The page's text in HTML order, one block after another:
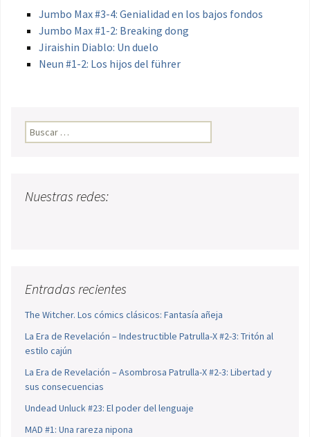
Jumbo Max #3-4: Genialidad en los bajos fondos
Jumbo Max #1-2: Breaking dong
Jiraishin Diablo: Un duelo
Neun #1-2: Los hijos del führer
Buscar:
Nuestras redes:
Entradas recientes
The Witcher. Los cómics clásicos: Fantasía añeja
La Era de Revelación – Indestructible Patrulla-X #2-3: Tritón al
estilo cajún
La Era de Revelación – Asombrosa Patrulla-X #2-3: Libertad y
sus consecuencias
Undead Unluck #23: El poder del lenguaje
MAD #1: Una rareza nipona